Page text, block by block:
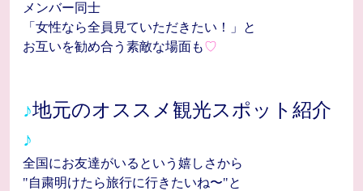
メンバー同士
「女性なら全員見ていただきたい！」と
お互いを勧め合う素敵な場面も♡
♪地元のオススメ観光スポット紹介
♪
全国にお友達がいるという嬉しさから
"自粛明けたら旅行に行きたいね〜"と